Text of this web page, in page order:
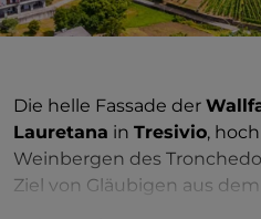
Die helle Fassade der
Lauretana in Tresivio,
Weinbergen des
Ziel von Gläubigen aus